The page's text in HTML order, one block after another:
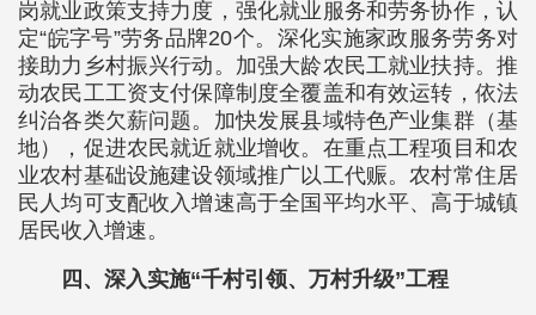
岗就业政策支持力度，强化就业服务和劳务协作，认
定“皖字号”劳务品牌20个。深化实施家政服务劳务对
接助力乡村振兴行动。加强大龄农民工就业扶持。推
动农民工工资支付保障制度全覆盖和有效运转，依法
纠治各类欠薪问题。加快发展县域特色产业集群（基
地），促进农民就近就业增收。在重点工程项目和农
业农村基础设施建设领域推广以工代赈。农村常住居
民人均可支配收入增速高于全国平均水平、高于城镇
居民收入增速。
四、深入实施“千村引领、万村升级”工程